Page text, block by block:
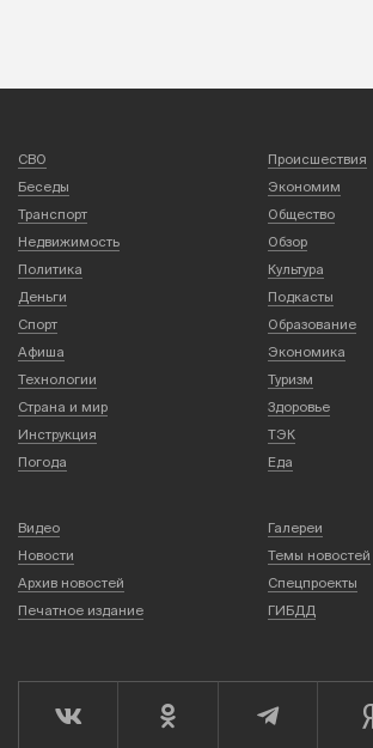
СВО
Происшествия
Беседы
Экономим
Транспорт
Общество
Недвижимость
Обзор
Политика
Культура
Деньги
Подкасты
Спорт
Образование
Афиша
Экономика
Технологии
Туризм
Страна и мир
Здоровье
Инструкция
ТЭК
Погода
Еда
Видео
Галереи
Новости
Темы новостей
Архив новостей
Спецпроекты
Печатное издание
ГИБДД